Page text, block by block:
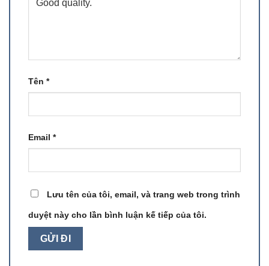
Tên *
Email *
Lưu tên của tôi, email, và trang web trong trình
duyệt này cho lần bình luận kế tiếp của tôi.